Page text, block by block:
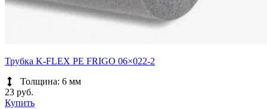
Трубка K-FLEX PE FRIGO 06×022-2
Толщина: 6 мм
23 руб.
Купить